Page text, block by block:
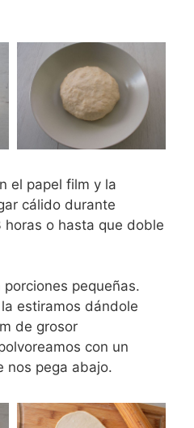
el papel film y la
cálido durante
o hasta que doble
pequeñas.
estiramos dándole
de grosor
con un
nos pega abajo.